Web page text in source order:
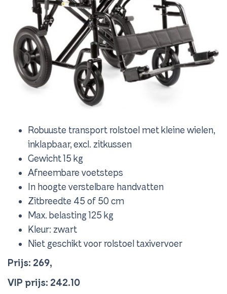
Robuuste transport rolstoel met kleine wielen,
inklapbaar, excl. zitkussen
Gewicht 15 kg
Afneembare voetsteps
In hoogte verstelbare handvatten
Zitbreedte 45 of 50 cm
Max. belasting 125 kg
Kleur: zwart
Niet geschikt voor rolstoel taxivervoer
Prijs: 269,
VIP prijs: 242.10